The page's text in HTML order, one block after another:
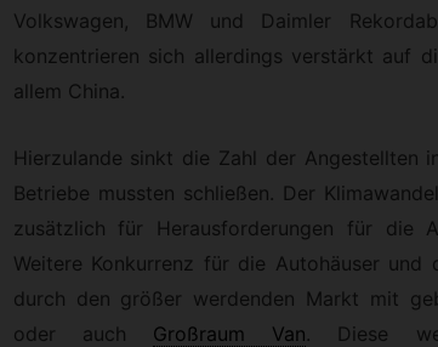
Volkswagen, BMW und Daimler
konzentrieren sich allerdings verstärkt auf
allem China.
Hierzulande sinkt die Zahl der Angestellten
Betriebe mussten schließen. Der
zusätzlich für Herausforderungen für die
Weitere Konkurrenz für die Autohäuser und
durch den größer werdenden Markt mit
oder auch
Großraum Van. Diese